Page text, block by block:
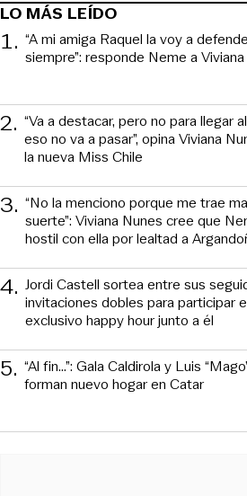
LO MÁS LEÍDO
1. “A mi amiga Raquel la voy a
siempre”: responde Neme a
2. “Va a destacar, pero no para llegar
eso no va a pasar”, opina Viviana
la nueva Miss Chile
3. “No la menciono porque me trae
suerte”: Viviana Nunes cree que
hostil con ella por lealtad a
4. Jordi Castell sortea entre sus
invitaciones dobles para participar
exclusivo happy hour junto a él
5. “Al fin…”: Gala Caldirola y Luis
forman nuevo hogar en Catar